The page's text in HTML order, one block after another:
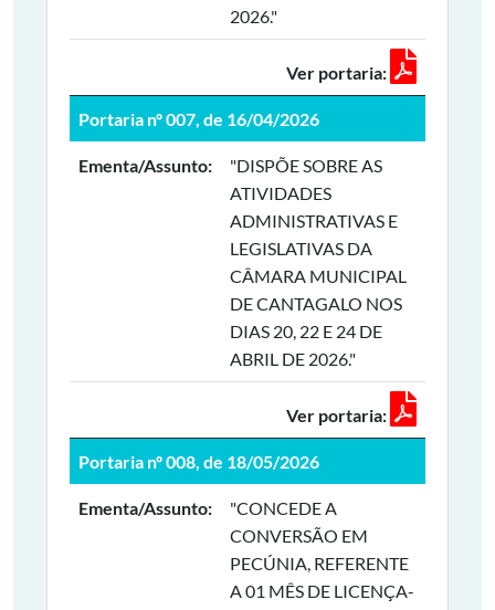
2026."
Ver portaria:
Portaria nº 007, de 16/04/2026
Ementa/Assunto:
"DISPÕE SOBRE AS
ATIVIDADES
ADMINISTRATIVAS E
LEGISLATIVAS DA
CÂMARA MUNICIPAL
DE CANTAGALO NOS
DIAS 20, 22 E 24 DE
ABRIL DE 2026."
Ver portaria:
Portaria nº 008, de 18/05/2026
Ementa/Assunto:
"CONCEDE A
CONVERSÃO EM
PECÚNIA, REFERENTE
A 01 MÊS DE LICENÇA-